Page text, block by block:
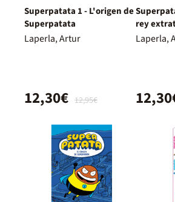
Superpatata 1 - L'origen de
Superpatata
Laperla, Artur
12,95€
12,30€
rey
Laperla,